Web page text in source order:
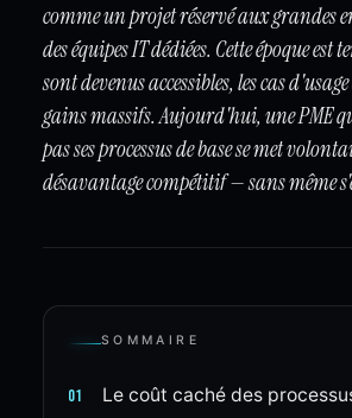
comme un projet réservé aux grandes
des équipes IT dédiées. Cette époque est
sont devenus accessibles, les cas
gains massifs. Aujourd'hui, une PME
pas ses processus de base se met
désavantage compétitif — sans même
SOMMAIRE
01 Le coût caché des